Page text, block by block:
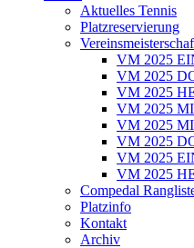
Aktuelles Tennis
Platzreservierung
VM 2025
VM 2025
VM 2025
VM 2025
VM 2025
VM 2025
VM 2025
VM 2025
Compedal
Platzinfo
Kontakt
Archiv